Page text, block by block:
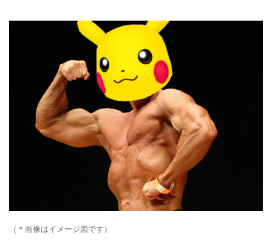
（＊画像はイメージ図です）